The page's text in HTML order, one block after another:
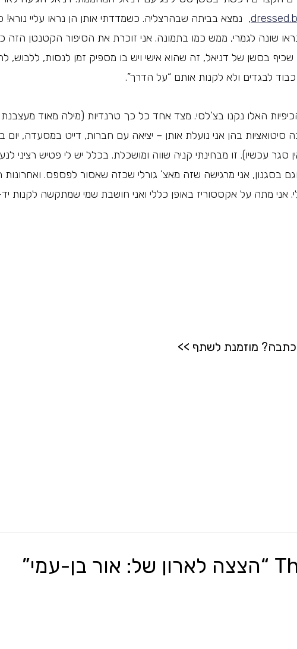
, נמצא בביתה שבהרצליה. כשמדדתי אותן הן נראו עליי
שונה לגמרי, ממש כמו בתמונה. אני זוכרת את הסיפור הקטנטן הזה
שכיף בסשן של דניאל, זה שהוא אישי ויש בו מספיק זמן לנסות,
לבגדים ולא לקנות אותם “על הדרך”.
האלו נקנו בצ’לסי. מצד אחד כל כך טרנדיות (מילה מאוד
סיטואציות בהן אני נועלת אותן – יציאה עם חברות, דייט במסעדה,
סגר עכשיו). זו מבחינתי קניה שווה ומושכלת. בכלל יש לי פטיש רציני
בסגנון, אני מרגישה שזה מאצ’ גורלי שכזה שאסור לפספס. ו
אני מתה על אקססוריז באופן כללי ואני חושבת שמי שמתקשה לקנות
מוזמנת לשתף >>